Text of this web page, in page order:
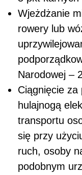
Wjeżdżanie
rowery lub
Narodowej –
Ciągnięcie za
hulajnogą
transportu
się przy
ruch, osoby
podobnym